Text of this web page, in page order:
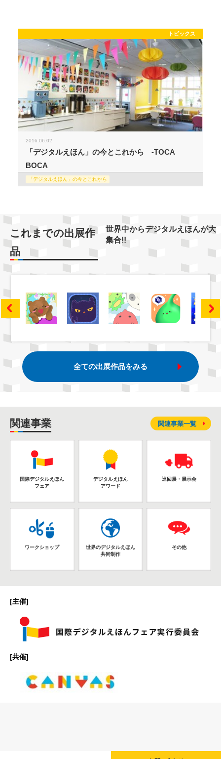
トピックス
2016.06.02
「デジタルえほん」の今とこれから -TOCA
BOCA
「デジタルえほん」の今とこれから
これまでの出展作
品
世界中からデジタルえほんが大
集合!!
全ての出展作品をみる
関連事業
国際デジタルえほん
フェア
デジタルえほん
アワード
巡回展・展示会
ワークショップ
世界のデジタルえほん
共同制作
その他
関連事業一覧
[主催]
[共催]